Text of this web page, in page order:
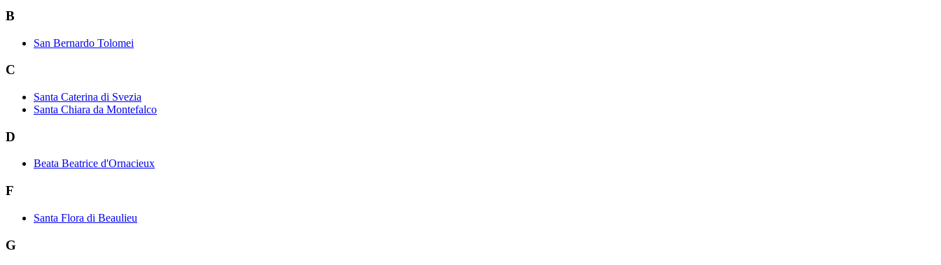
B
San Bernardo Tolomei
C
Santa Caterina di Svezia
Santa Chiara da Montefalco
D
Beata Beatrice d'Ornacieux
F
Santa Flora di Beaulieu
G